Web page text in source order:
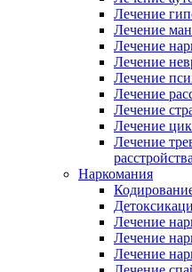
Лечение
Лечение
Лечение
Лечение
Лечение
Лечение
Лечение
Лечение
Лечение
расстройства
Наркомания
Лечение
Лечение
Лечение